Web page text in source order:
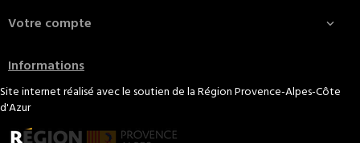
Votre compte 
Informations
Site internet réalisé avec le soutien de la Région Provence-Alpes-Côte
d'Azur